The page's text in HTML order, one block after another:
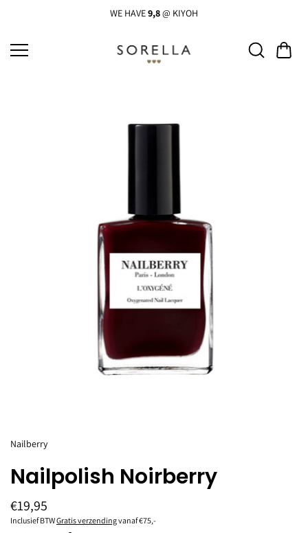
WE HAVE9,8@ KIYOH
Nailberry
Nailpolish Noirberry
€19,95
Inclusief BTWGratis verzendingvanaf €75,-